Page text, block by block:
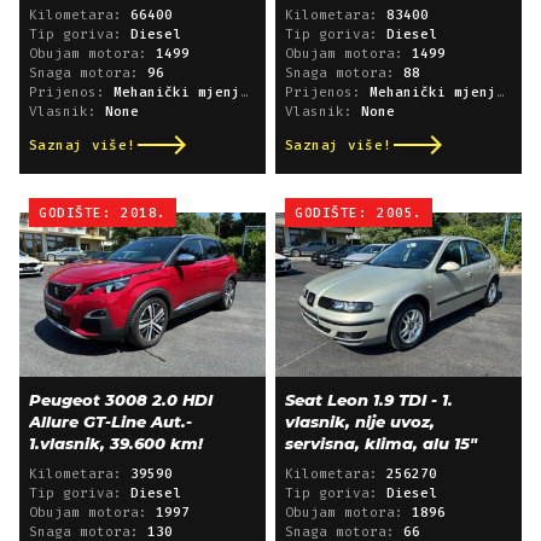
Kilometara: 66400
Tip goriva:
Diesel
Obujam motora: 1499
Snaga motora: 96
Prijenos:
Mehanički mjenjač
Vlasnik:
None
Saznaj više!
Kilometara: 83400
Tip goriva:
Diesel
Obujam motora: 1499
Snaga motora: 88
Prijenos:
Mehanički mjenjač
Vlasnik:
None
Saznaj više!
GODIŠTE: 2018.
Peugeot 3008 2.0 HDI
Allure GT-Line Aut.-
1.vlasnik, 39.600 km!
Kilometara: 39590
Tip goriva:
Diesel
Obujam motora: 1997
Snaga motora: 130
GODIŠTE: 2005.
Seat Leon 1.9 TDI - 1.
vlasnik, nije uvoz,
servisna, klima, alu 15"
Kilometara: 256270
Tip goriva:
Diesel
Obujam motora: 1896
Snaga motora: 66